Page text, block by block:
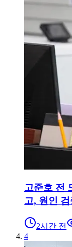
고준호 전
고, 원인 검
2시간 전
4